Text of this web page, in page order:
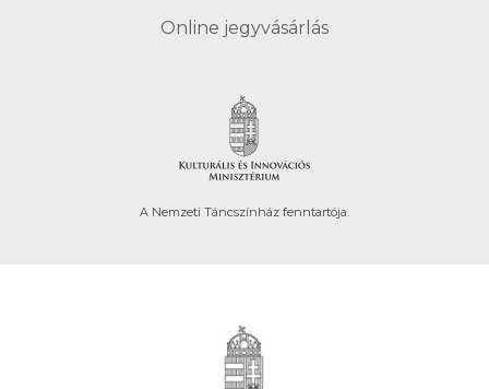
Online jegyvásárlás
A Nemzeti Táncszínház fenntartója.